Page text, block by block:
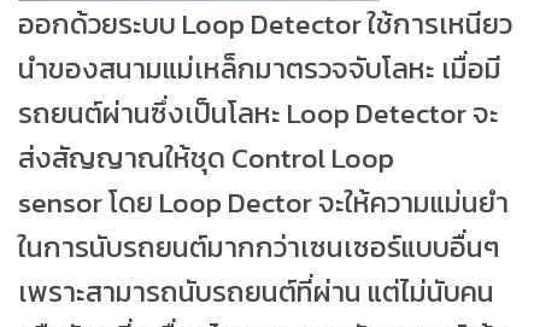
ออกด้วยระบบ Loop Detector ใช้การเหนียว
นำของสนามแม่เหล็กมาตรวจจับโลหะ เมื่อมี
รถยนต์ผ่านซึ่งเป็นโลหะ Loop Detector จะ
ส่งสัญญาณให้ชุด Control Loop
sensorโดย Loop Dector จะให้ความแม่นยำ
ในการนับรถยนต์มากกว่าเซนเซอร์แบบอื่นๆ
เพราะสามารถนับรถยนต์ที่ผ่าน แต่ไม่นับคน